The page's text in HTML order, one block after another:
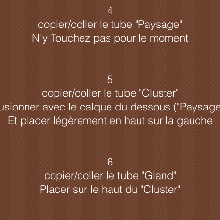
4
copier/coller le tube "Paysage"
N'y Touchez pas pour le moment
5
copier/coller le tube "Cluster"
avec le calque du dessous
Et placer légèrement en haut sur la gauche
6
copier/coller le tube "Gland"
Placer sur le haut du "Cluster"